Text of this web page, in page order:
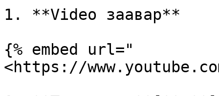
1. **Video заавар**
{% embed url="
<https://